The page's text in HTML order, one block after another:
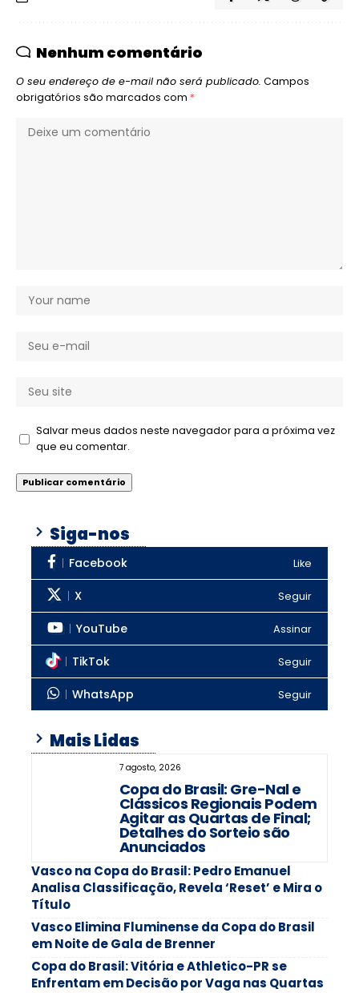
Nenhum comentário
O seu endereço de e-mail não será publicado. Campos
obrigatórios são marcados com *
Salvar meus dados neste navegador para a próxima vez
que eu comentar.
Siga-nos
Facebook Like
X Seguir
YouTube Assinar
TikTok Seguir
WhatsApp Seguir
Mais Lidas
7 agosto, 2026
Copa do Brasil: Gre-Nal e
Clássicos Regionais Podem
Agitar as Quartas de Final;
Detalhes do Sorteio são
Anunciados
Vasco na Copa do Brasil: Pedro Emanuel
Analisa Classificação, Revela ‘Reset’ e Mira o
Título
Vasco Elimina Fluminense da Copa do Brasil
em Noite de Gala de Brenner
Copa do Brasil: Vitória e Athletico-PR se
Enfrentam em Decisão por Vaga nas Quartas